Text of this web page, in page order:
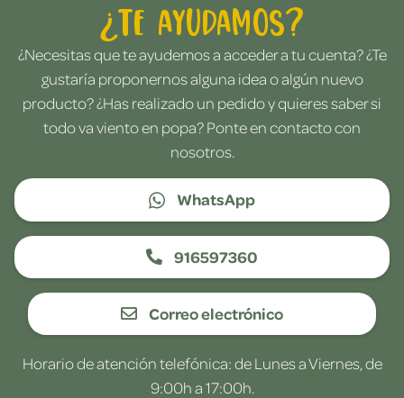
¿Te ayudamos?
¿Necesitas que te ayudemos a acceder a tu cuenta? ¿Te
gustaría proponernos alguna idea o algún nuevo
producto? ¿Has realizado un pedido y quieres saber si
todo va viento en popa? Ponte en contacto con
nosotros.
WhatsApp
916597360
Correo electrónico
Horario de atención telefónica: de Lunes a Viernes, de
9:00h a 17:00h.